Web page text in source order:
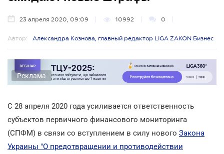
23 апреля 2020, 09:09 10992 0
Автор: Александра Кознова, главный редактор LIGA ZAKON Бизнес
Реклама
С 28 апреля 2020 года усиливается ответственность
субъектов первичного финансового мониторинга
(СПФМ) в связи со вступлением в силу нового Закона
Украины "О предотвращении и противодействии